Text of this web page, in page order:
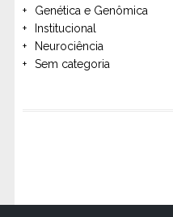
Genética e Genômica
Institucional
Neurociência
Sem categoria